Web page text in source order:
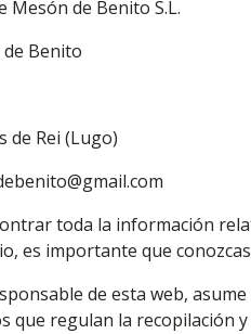
Mesón de Benito S.L.
Benito
de Rei (Lugo)
toda la información
es importante que
de esta web,
que regulan la recopilación